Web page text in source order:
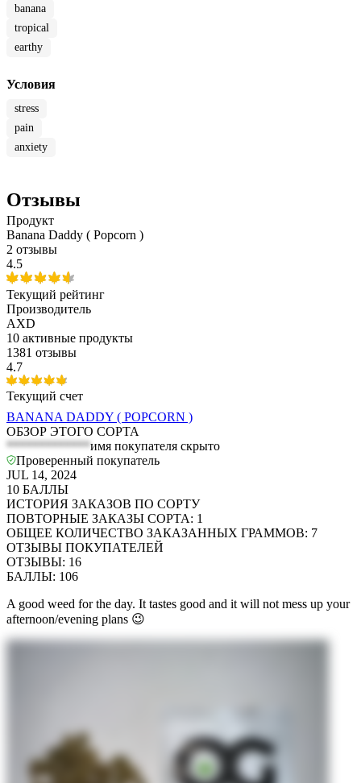
banana
tropical
earthy
Условия
stress
pain
anxiety
Отзывы
Продукт
Banana Daddy ( Popcorn )
2 отзывы
4.5
Текущий рейтинг
Производитель
AXD
10 активные продукты
1381 отзывы
4.7
Текущий счет
BANANA DADDY ( POPCORN )
ОБЗОР ЭТОГО СОРТА
*************имя покупателя скрыто
Проверенный покупатель
JUL 14, 2024
10 БАЛЛЫ
ИСТОРИЯ ЗАКАЗОВ ПО СОРТУ
ПОВТОРНЫЕ ЗАКАЗЫ СОРТА: 1
ОБЩЕЕ КОЛИЧЕСТВО ЗАКАЗАННЫХ ГРАММОВ: 7
ОТЗЫВЫ ПОКУПАТЕЛЕЙ
ОТЗЫВЫ: 16
БАЛЛЫ: 106
A good weed for the day. It tastes good and it will not mess up your
afternoon/evening plans 😉